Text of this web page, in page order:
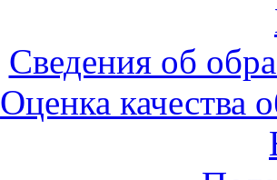
Сведения об
Оценка качества